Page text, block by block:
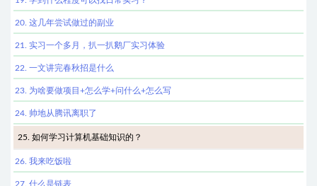
20. 这几年尝试做过的副业
21. 实习一个多月，扒一扒鹅厂实习体验
22. 一文讲完春秋招是什么
23. 为啥要做项目+怎么学+问什么+怎么写
24. 帅地从腾讯离职了
25. 如何学习计算机基础知识的？
26. 我来吃饭啦
27. 什么是链表